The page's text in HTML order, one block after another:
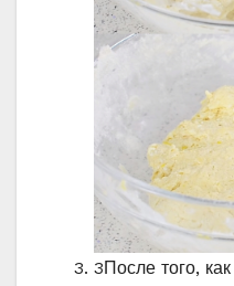
3После того,